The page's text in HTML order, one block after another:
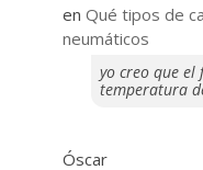
en Qué tipos de
neumáticos
yo creo que
temperatura
Óscar